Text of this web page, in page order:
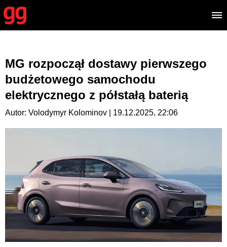
MG rozpoczął dostawy pierwszego
budżetowego samochodu
elektrycznego z półstałą baterią
Autor: Volodymyr Kolominov | 19.12.2025, 22:06